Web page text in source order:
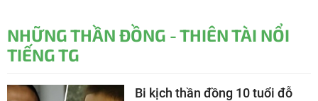
NHỮNG THẦN ĐỒNG - THIÊN TÀI NỔI
TIẾNG TG
Bi kịch thần đồng 10 tuổi đỗ